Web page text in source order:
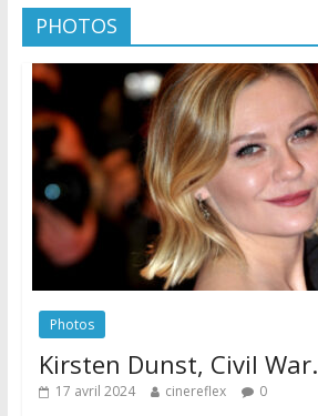
PHOTOS
Photos
Kirsten Dunst, Civil War.
17 avril 2024 cinereflex 0